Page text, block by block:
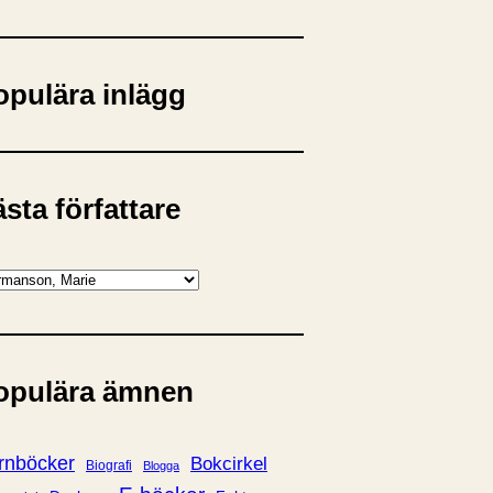
inlägg
författare
ämnen
Biografi Blogga Bokcirkel